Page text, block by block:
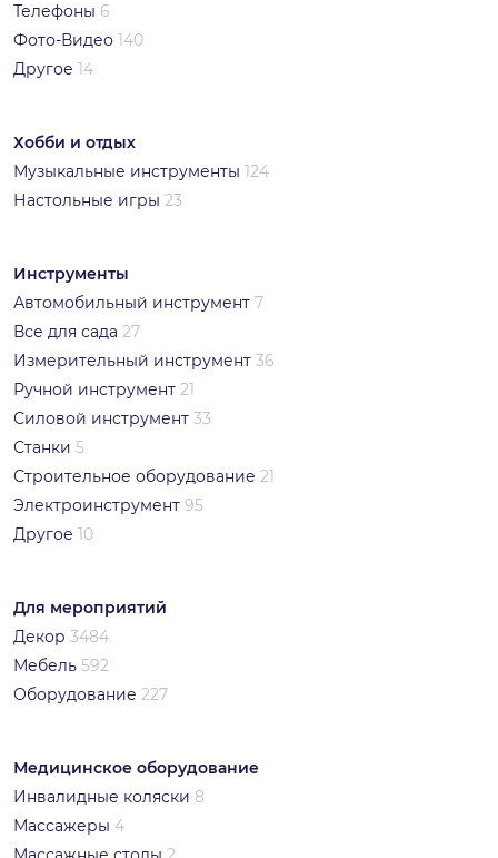
Телефоны 6
Фото-Видео 140
Другое 14
Хобби и отдых
Музыкальные инструменты 124
Настольные игры 23
Инструменты
Автомобильный инструмент 7
Все для сада 27
Измерительный инструмент 36
Ручной инструмент 21
Силовой инструмент 33
Станки 5
Строительное оборудование 21
Электроинструмент 95
Другое 10
Для мероприятий
Декор 3484
Мебель 592
Оборудование 227
Медицинское оборудование
Инвалидные коляски 8
Массажеры 4